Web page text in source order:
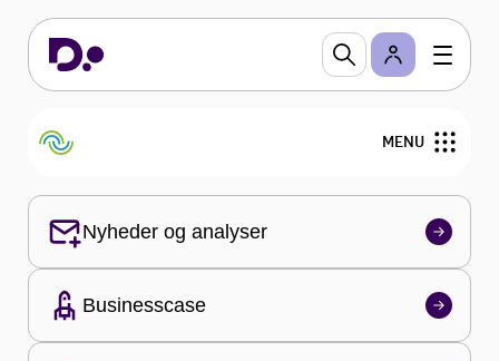
MENU
Nyheder og analyser
Businesscase
Branchestandard
Vask og Tekstiludlejning
(BVT)
En faglig interesse- og serviceorganisation for
offentlige sektor, samt leverandører til vaskerier.
Nyheder og analyser
Businesscase